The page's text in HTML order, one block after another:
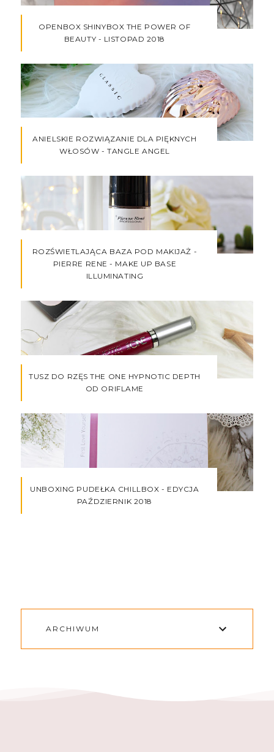
OPENBOX SHINYBOX THE POWER OF
BEAUTY - LISTOPAD 2018
ANIELSKIE ROZWIĄZANIE DLA PIĘKNYCH
WŁOSÓW - TANGLE ANGEL
ROZŚWIETLAJĄCA BAZA POD MAKIJAŻ -
PIERRE RENE - MAKE UP BASE
ILLUMINATING
TUSZ DO RZĘS THE ONE HYPNOTIC DEPTH
OD ORIFLAME
UNBOXING PUDEŁKA CHILLBOX - EDYCJA
PAŹDZIERNIK 2018
ARCHIWUM